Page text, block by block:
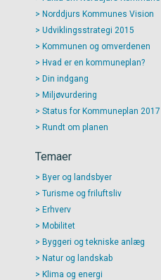
Norddjurs Kommunes Vision
Udviklingsstrategi 2015
Kommunen og omverdenen
Hvad er en kommuneplan?
Din indgang
Miljøvurdering
Status for Kommuneplan 2017
Rundt om planen
Temaer
Byer og landsbyer
Turisme og friluftsliv
Erhverv
Mobilitet
Byggeri og tekniske anlæg
Natur og landskab
Klima og energi